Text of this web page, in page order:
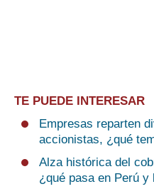
TE PUEDE INTERESAR
Empresas reparten
accionistas, ¿qué
Alza histórica del
¿qué pasa en Perú y